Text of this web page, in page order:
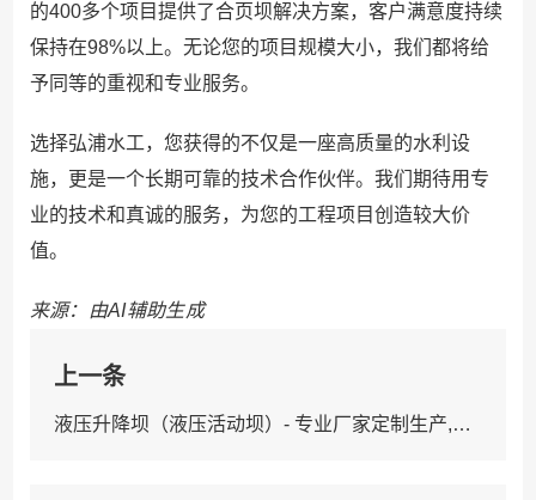
的400多个项目提供了合页坝解决方案，客户满意度持续
保持在98%以上。无论您的项目规模大小，我们都将给
予同等的重视和专业服务。
选择弘浦水工，您获得的不仅是一座高质量的水利设
施，更是一个长期可靠的技术合作伙伴。我们期待用专
业的技术和真诚的服务，为您的工程项目创造较大价
值。
来源：由AI辅助生成
上一条
液压升降坝（液压活动坝）- 专业厂家定制生产,用于河道/防汛工程